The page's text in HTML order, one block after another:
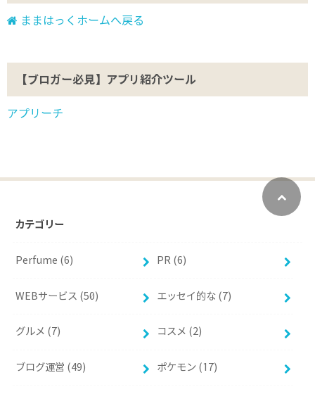
ままはっくホームへ戻る
【ブロガー必見】アプリ紹介ツール
アプリーチ
カテゴリー
Perfume (6) PR (6)
WEBサービス (50) エッセイ的な (7)
グルメ (7) コスメ (2)
ブログ運営 (49) ポケモン (17)